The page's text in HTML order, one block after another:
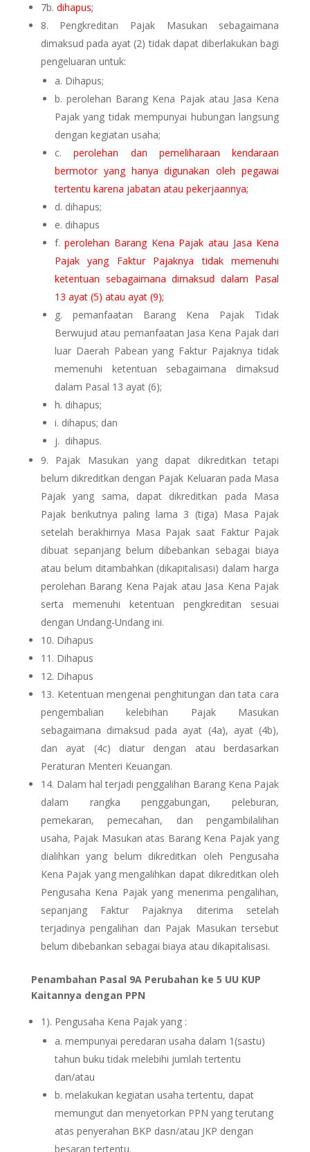
7b. dihapus;
8. Pengkreditan Pajak Masukan sebagaimana
dimaksud pada ayat (2) tidak dapat diberlakukan bagi
pengeluaran untuk:
a. Dihapus;
b. perolehan Barang Kena Pajak atau Jasa Kena
Pajak yang tidak mempunyai hubungan langsung
dengan kegiatan usaha;
c.perolehan dan pemeliharaan kendaraan
bermotor yang hanya digunakan oleh pegawai
tertentu karena jabatan atau pekerjaannya;
d. dihapus;
e. dihapus
f. perolehan Barang Kena Pajak atau Jasa Kena
Pajak yang Faktur Pajaknya tidak memenuhi
ketentuan sebagaimana dimaksud dalam Pasal
13 ayat (5) atau ayat (9);
g. pemanfaatan Barang Kena Pajak Tidak
Berwujud atau pemanfaatan Jasa Kena Pajak dari
luar Daerah Pabean yang Faktur Pajaknya tidak
memenuhi ketentuan sebagaimana dimaksud
dalam Pasal 13 ayat (6);
h. dihapus;
i. dihapus; dan
j. dihapus.
9. Pajak Masukan yang dapat dikreditkan tetapi
belum dikreditkan dengan Pajak Keluaran pada Masa
Pajak yang sama, dapat dikreditkan pada Masa
Pajak berikutnya paling lama 3 (tiga) Masa Pajak
setelah berakhirnya Masa Pajak saat Faktur Pajak
dibuat sepanjang belum dibebankan sebagai biaya
atau belum ditambahkan (dikapitalisasi) dalam harga
perolehan Barang Kena Pajak atau Jasa Kena Pajak
serta memenuhi ketentuan pengkreditan sesuai
dengan Undang-Undang ini.
10. Dihapus
11. Dihapus
12. Dihapus
13. Ketentuan mengenai penghitungan dan tata cara
pengembalian kelebihan Pajak Masukan
sebagaimana dimaksud pada ayat (4a), ayat (4b),
dan ayat (4c) diatur dengan atau berdasarkan
Peraturan Menteri Keuangan.
14. Dalam hal terjadi penggalihan Barang Kena Pajak
dalam rangka penggabungan, peleburan,
pemekaran, pemecahan, dan pengambilalihan
usaha, Pajak Masukan atas Barang Kena Pajak yang
dialihkan yang belum dikreditkan oleh Pengusaha
Kena Pajak yang mengalihkan dapat dikreditkan oleh
Pengusaha Kena Pajak yang menerima pengalihan,
sepanjang Faktur Pajaknya diterima setelah
terjadinya pengalihan dan Pajak Masukan tersebut
belum dibebankan sebagai biaya atau dikapitalisasi.
Penambahan Pasal 9A Perubahan ke 5 UU KUP
Kaitannya dengan PPN
1). Pengusaha Kena Pajak yang :
a. mempunyai peredaran usaha dalam 1(sastu)
tahun buku tidak melebihi jumlah tertentu
dan/atau
b. melakukan kegiatan usaha tertentu, dapat
memungut dan menyetorkan PPN yang terutang
atas penyerahan BKP dasn/atau JKP dengan
besaran tertentu.